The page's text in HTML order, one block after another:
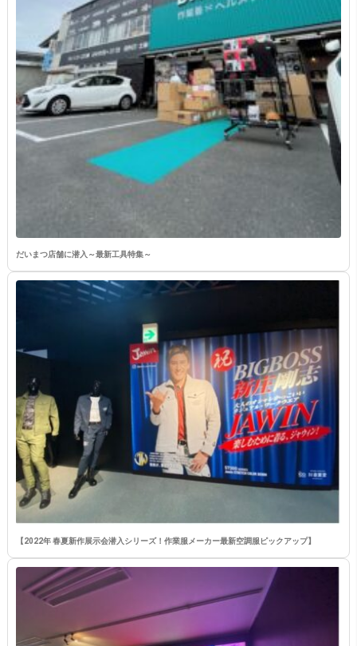
だいまつ店舗に潜入～最新工具特集～
【2022年 春夏新作展示会潜入シリーズ！作業服メーカー最新空調服ピックアップ】